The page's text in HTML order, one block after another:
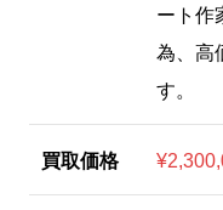
ート作
為、高
す。
買取価格